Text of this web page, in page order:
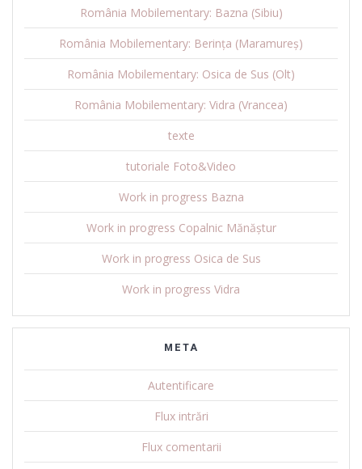
România Mobilementary: Bazna (Sibiu)
România Mobilementary: Berința (Maramureș)
România Mobilementary: Osica de Sus (Olt)
România Mobilementary: Vidra (Vrancea)
texte
tutoriale Foto&Video
Work in progress Bazna
Work in progress Copalnic Mănăștur
Work in progress Osica de Sus
Work in progress Vidra
META
Autentificare
Flux intrări
Flux comentarii